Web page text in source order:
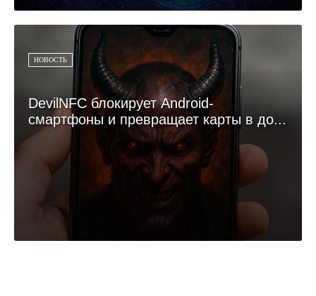
НОВОСТЬ
DevilNFC блокирует Android-
смартфоны и превращает карты в до...